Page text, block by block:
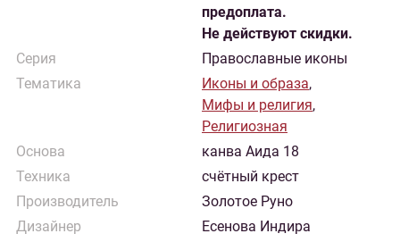
предоплата.
Не действуют скидки.
Серия
Православные иконы
Тематика
Иконы и образа,
Мифы и религия,
Религиозная
Основа
канва Аида 18
Техника
счётный крест
Производитель
Золотое Руно
Дизайнер
Есенова Индира